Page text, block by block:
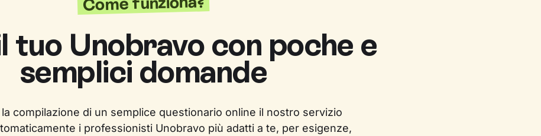
tuo Unobravo con poche e
semplici domande
compilazione di un semplice questionario online il nostro servizio
i professionisti Unobravo più adatti a te, per esigenze,